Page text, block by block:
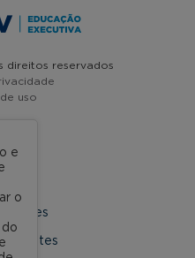
direitos reservados
uso
e
o
do